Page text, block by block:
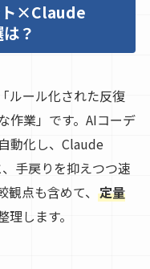
ト×Claude
？
ルール化された反復
作業」です。AIコーデ
動化し、Claude
手戻りを抑えつつ速
点も含めて、 定量
理します。